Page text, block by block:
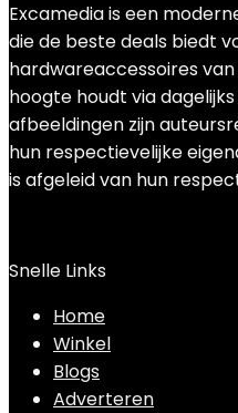
Excamedia is een
die de beste deals biedt
hardwareaccessoires
hoogte houdt via
afbeeldingen zijn
hun respectievelijke
is afgeleid van hun
Snelle Links
Home
Winkel
Blogs
Adverteren